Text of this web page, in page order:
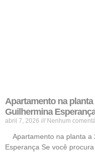
Apartamento na
Guilhermina
abril 7, 2026 Nenhum
Apartamento na planta a
Esperança Se você